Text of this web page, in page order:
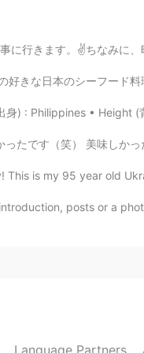
it showed a lot of 招
maybe welcome
あるよ！是非行ってみて
とても気持ちです。シャワーしてから、仕事に行
の好きな日本のシーフード
: Philippines • Height (背
そう‼️と思って自分で作ってみるしかなかったで
This is my 95 year old
posts or a
Language Partners